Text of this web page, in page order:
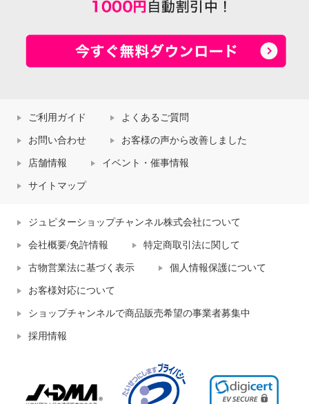
ご利用ガイド よくあるご質問
お問い合わせ お客様の声から改善しました
店舗情報 イベント・催事情報
サイトマップ
ジュピターショップチャンネル株式会社について
会社概要/免許情報 特定商取引法に関して
古物営業法に基づく表示 個人情報保護について
お客様対応について
ショップチャンネルで商品販売希望の事業者募集中
採用情報